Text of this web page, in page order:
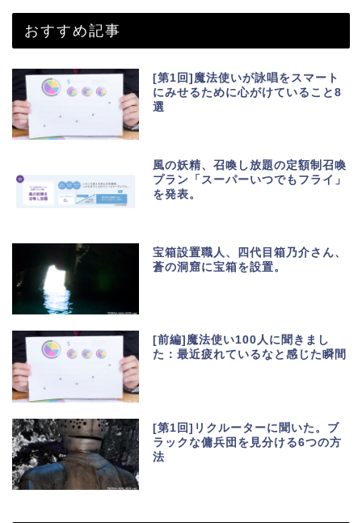
おすすめ記事
[第1回]魔法使いが詠唱をスマート
にみせるために心がけていること8
選
風の妖精、召喚し放題の定額制召喚
プラン「スーパーいつでもフライ」
を発表。
宝箱設置職人、四代目箱乃介さん、
蒼の洞窟に宝箱を設置。
[前編]魔法使い100人に聞きまし
た：最近疲れているなと感じた瞬間
[第1回]リクルーターに聞いた。ブ
ラックな傭兵団を見分ける6つの方
法